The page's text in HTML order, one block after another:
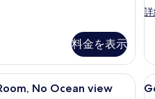
料金を表示
ペース
高級寝具、セーフティボックス (室内
No Ocean view